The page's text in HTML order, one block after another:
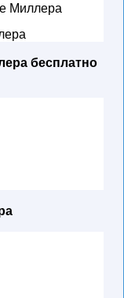
Миллера
бесплатно